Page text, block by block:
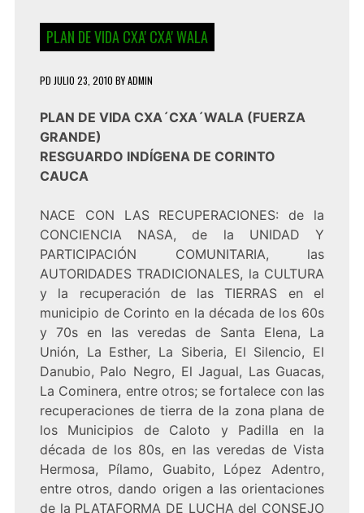
PLAN DE VIDA CXA' CXA' WALA
PD JULIO 23, 2010 BYADMIN
PLAN DE VIDA CXA´CXA´WALA (FUERZA
GRANDE)
RESGUARDO INDÍGENA DE CORINTO
CAUCA
NACE CON LAS RECUPERACIONES: de la
CONCIENCIA NASA, de la UNIDAD Y
PARTICIPACIÓN COMUNITARIA, las
AUTORIDADES TRADICIONALES, la CULTURA
y la recuperación de las TIERRAS en el
municipio de Corinto en la década de los 60s
y 70s en las veredas de Santa Elena, La
Unión, La Esther, La Siberia, El Silencio, El
Danubio, Palo Negro, El Jagual, Las Guacas,
La Cominera, entre otros; se fortalece con las
recuperaciones de tierra de la zona plana de
los Municipios de Caloto y Padilla en la
década de los 80s, en las veredas de Vista
Hermosa, Pílamo, Guabito, López Adentro,
entre otros, dando origen a las orientaciones
de la PLATAFORMA DE LUCHA del CONSEJO